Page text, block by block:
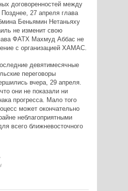
договоренностей между
27 апреля глава
Беньямин Нетаньяху
не изменит свою
ФАТХ Махмуд Аббас не
с организацией ХАМАС.
девятимесячные
переговоры
вчера, 29 апреля.
они не показали ни
прогресса. Мало того
может окончательно
неблагоприятными
всего ближневосточного